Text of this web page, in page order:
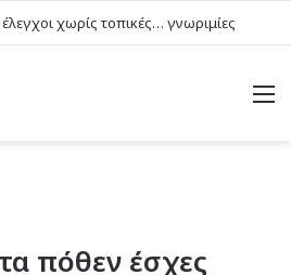
χωρίς τοπικές… γνωριμίες
πόθεν έσχες